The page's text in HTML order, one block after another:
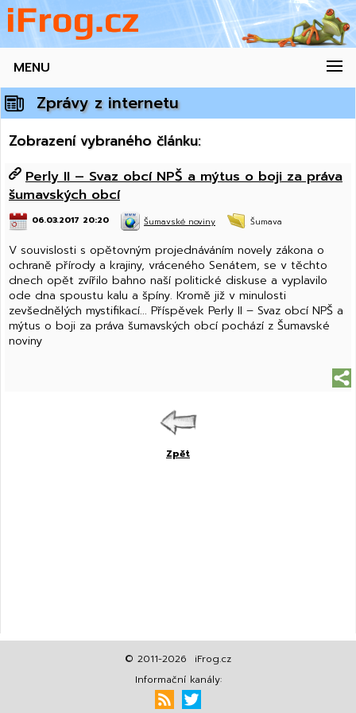
MENU
Zprávy z internetu
Zobrazení vybraného článku:
Perly II – Svaz obcí NPŠ a mýtus o boji za práva
šumavských obcí
06.03.2017 20:20 Šumavské noviny Šumava
V souvislosti s opětovným projednáváním novely zákona o
ochraně přírody a krajiny, vráceného Senátem, se v těchto
dnech opět zvířilo bahno naší politické diskuse a vyplavilo
ode dna spoustu kalu a špíny. Kromě již v minulosti
zevšednělých mystifikací... Příspěvek Perly II – Svaz obcí NPŠ a
mýtus o boji za práva šumavských obcí pochází z Šumavské
noviny
Zpět
© 2011-2026 iFrog.cz
Informační kanály: